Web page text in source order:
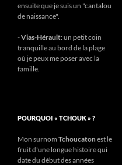
ensuite que je suis un "cantalou
de naissance".
-Vias-Hérault: un petit coin
tranquille au bord de la plage
où je peux me poser avec la
famille.
POURQUOI « TCHOUK » ?
Mon surnom Tchoucatonest le
fruit d'une longue histoire qui
date du début des années